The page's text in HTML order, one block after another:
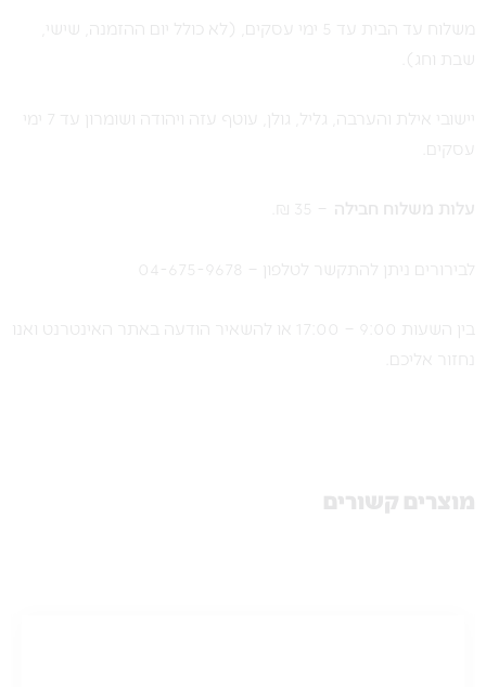
משלוח עד הבית עד 5 ימי עסקים, (לא כולל יום ההזמנה, שישי,
שבת וחג).
יישובי אילת והערבה, גליל, גולן, עוטף עזה ויהודה ושומרון עד 7 ימי
עסקים.
עלות משלוח חבילה – 35 ₪.
לבירורים ניתן להתקשר לטלפון – 04-675-9678
בין השעות 9:00 – 17:00 או להשאיר הודעה באתר האינטרנט ואנו
נחזור אליכם.
מוצרים קשורים